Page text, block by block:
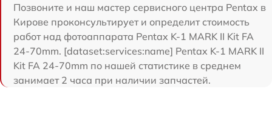
Позвоните и наш мастер сервисного центра Pentax в
Кирове проконсультирует и определит стоимость
работ над фотоаппарата Pentax K-1 MARK II Kit FA
24-70mm. [dataset:services:name] Pentax K-1 MARK II
Kit FA 24-70mm по нашей статистике в среднем
занимает 2 часа при наличии запчастей.